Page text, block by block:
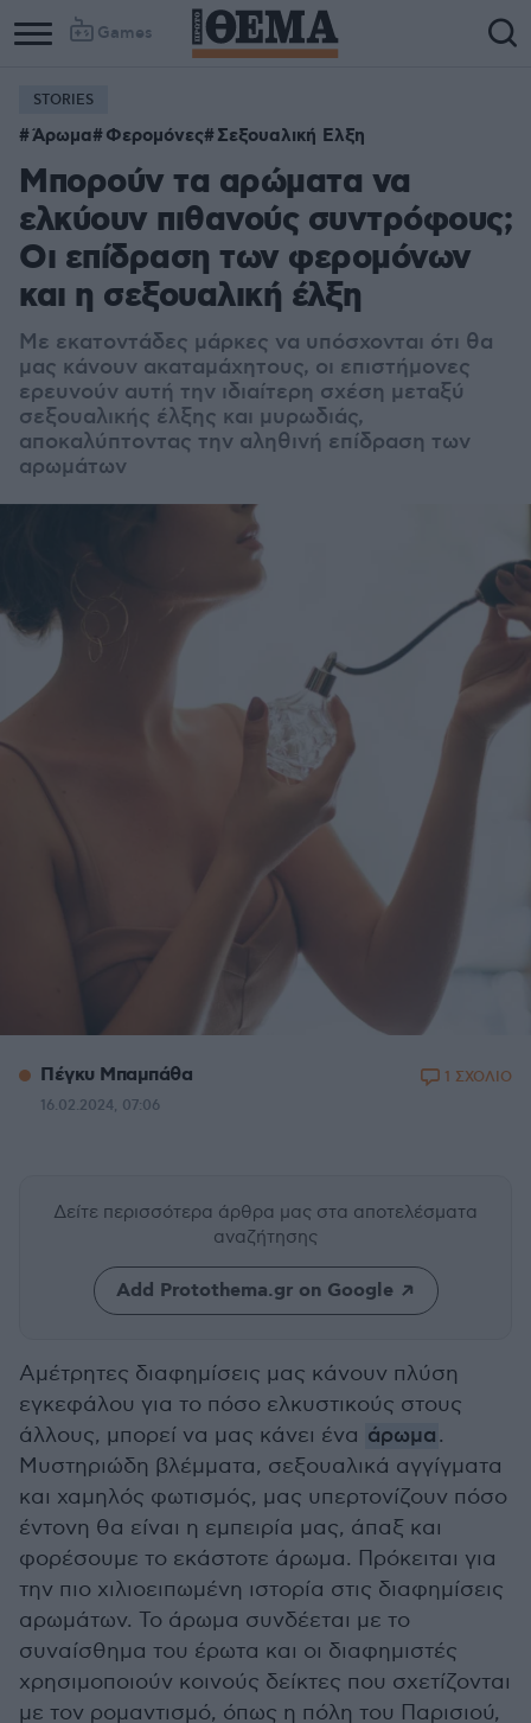
Games
STORIES
Άρωμα Φερομόνες Σεξουαλική Ελξη
Μπορούν τα αρώματα να
ελκύουν πιθανούς συντρόφους;
Οι επίδραση των φερομόνων
και η σεξουαλική έλξη
Με εκατοντάδες μάρκες να υπόσχονται ότι θα
μας κάνουν ακαταμάχητους, οι επιστήμονες
ερευνούν αυτή την ιδιαίτερη σχέση μεταξύ
σεξουαλικής έλξης και μυρωδιάς,
αποκαλύπτοντας την αληθινή επίδραση των
αρωμάτων
Πέγκυ Μπαμπάθα
16.02.2024, 07:06
1 ΣΧΟΛΙΟ
Δείτε περισσότερα άρθρα μας στα αποτελέσματα
αναζήτησης
Add Protothema.gr on Google
Αμέτρητες διαφημίσεις μας κάνουν πλύση
εγκεφάλου για το πόσο ελκυστικούς στους
άλλους, μπορεί να μας κάνει ένα άρωμα.
Μυστηριώδη βλέμματα, σεξουαλικά αγγίγματα
και χαμηλός φωτισμός, μας υπερτονίζουν πόσο
έντονη θα είναι η εμπειρία μας, άπαξ και
φορέσουμε το εκάστοτε άρωμα. Πρόκειται για
την πιο χιλιοειπωμένη ιστορία στις διαφημίσεις
αρωμάτων. Το άρωμα συνδέεται με το
συναίσθημα του έρωτα και οι διαφημιστές
χρησιμοποιούν κοινούς δείκτες που σχετίζονται
με τον ρομαντισμό, όπως η πόλη του Παρισιού,